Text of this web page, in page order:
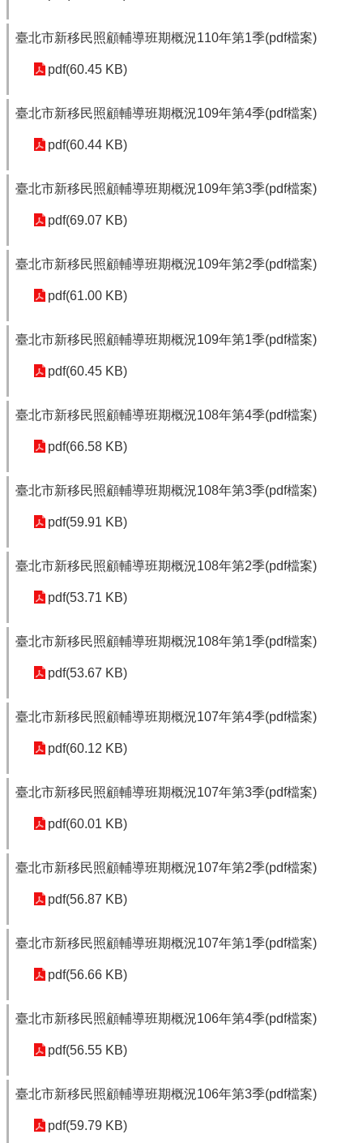
臺北市新移民照顧輔導班期概況110年第1季(pdf檔案)
pdf(60.45 KB)
臺北市新移民照顧輔導班期概況109年第4季(pdf檔案)
pdf(60.44 KB)
臺北市新移民照顧輔導班期概況109年第3季(pdf檔案)
pdf(69.07 KB)
臺北市新移民照顧輔導班期概況109年第2季(pdf檔案)
pdf(61.00 KB)
臺北市新移民照顧輔導班期概況109年第1季(pdf檔案)
pdf(60.45 KB)
臺北市新移民照顧輔導班期概況108年第4季(pdf檔案)
pdf(66.58 KB)
臺北市新移民照顧輔導班期概況108年第3季(pdf檔案)
pdf(59.91 KB)
臺北市新移民照顧輔導班期概況108年第2季(pdf檔案)
pdf(53.71 KB)
臺北市新移民照顧輔導班期概況108年第1季(pdf檔案)
pdf(53.67 KB)
臺北市新移民照顧輔導班期概況107年第4季(pdf檔案)
pdf(60.12 KB)
臺北市新移民照顧輔導班期概況107年第3季(pdf檔案)
pdf(60.01 KB)
臺北市新移民照顧輔導班期概況107年第2季(pdf檔案)
pdf(56.87 KB)
臺北市新移民照顧輔導班期概況107年第1季(pdf檔案)
pdf(56.66 KB)
臺北市新移民照顧輔導班期概況106年第4季(pdf檔案)
pdf(56.55 KB)
臺北市新移民照顧輔導班期概況106年第3季(pdf檔案)
pdf(59.79 KB)